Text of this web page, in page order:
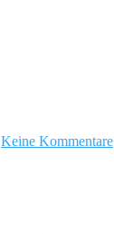
Keine Kommentare